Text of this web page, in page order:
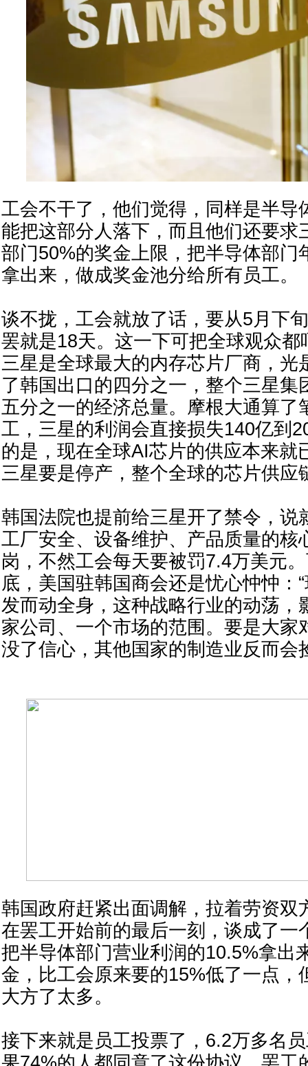
工会不干了，他们觉得，同样是半导
能把这部分人落下，而且他们还要求
部门50%的奖金上限，把半导体部门
拿出来，做成奖金池分给所有员工。
谈不拢，工会就放了话，要从5月下
罢就是18天。这一下可把全球观众都
三星是全球最大的内存芯片厂商，光
了韩国出口的四分之一，整个三星集
五分之一的经济总量。摩根大通算了
工，三星的利润会直接损失140亿到
的是，现在全球AI芯片的供应本来就
三星要是停产，整个全球的芯片供应
韩国法院也提前给三星开了禁令，说
工厂安全、设备维护、产品质量的核
岗，不然工会每天要被罚7.4万美元
底，美国驻韩国商会还是忧心忡忡：
发而动全身，这种战略行业的动荡，
家公司、一个市场的范围。要是大家
没了信心，其他国家的制造业反而会
韩国政府赶紧出面调解，拉着劳资双
在罢工开始前的最后一刻，谈成了一
把半导体部门营业利润的10.5%拿出
金，比工会原来要的15%低了一点，
大方了太多。
接下来就是员工投票了，6.2万多名